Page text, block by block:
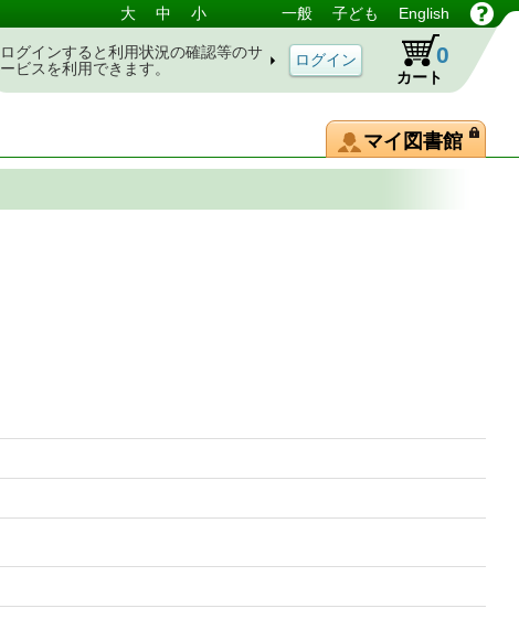
大 中 小 一般 子ども English
ログインすると利用状況の確認等のサ
ービスを利用できます。
カート
0
マイ図書館